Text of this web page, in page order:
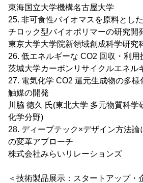
東海国立大学機構名古屋大学
25. 非可食性バイオマスを原料とし
チロック型バイオポリマーの研究開
東京大学大学院新領域創成科学研究
26. 低エネルギーな CO2 回収・利用
茨城大学カーボンリサイクルエネル
27. 電気化学 CO2 還元生成物の多
触媒の開発
川脇 徳久 氏(東北大学 多元物質科学
化学分野)
28. ディープテック×デザイン方法
の変革アプローチ
株式会社みらいリレーションズ
＜技術製品展示：スタートアップ・